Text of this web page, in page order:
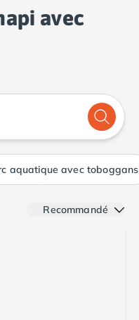
avec
aquatique avec toboggans
Recommandé